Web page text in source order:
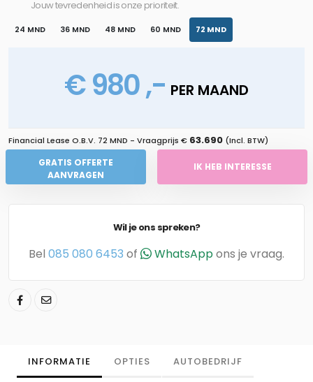
Jouw tevredenheid is onze prioriteit.
24 MND 36 MND 48 MND 60 MND 72 MND
€ 980 ,- PER MAAND
Financial Lease O.B.V. 72 MND - Vraagprijs € 63.690 (Incl. BTW)
GRATIS OFFERTE
AANVRAGEN
IK HEB INTERESSE
Wil je ons spreken?
Bel 085 080 6453 of WhatsAppons je vraag.
INFORMATIE OPTIES AUTOBEDRIJF